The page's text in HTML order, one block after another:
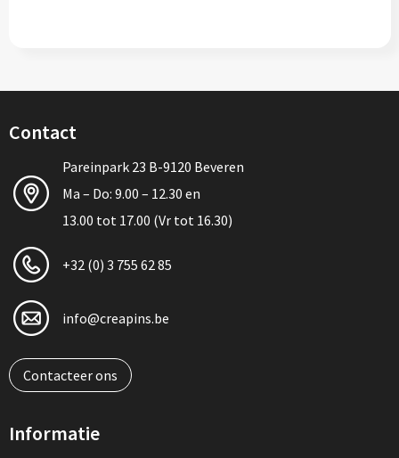
Contact
Pareinpark 23 B-9120 Beveren
Ma – Do: 9.00 – 12.30 en
13.00 tot 17.00 (Vr tot 16.30)
+32 (0) 3 755 62 85
info@creapins.be
Contacteer ons
Informatie